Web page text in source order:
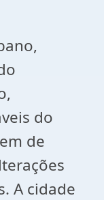
do
de
A cidade